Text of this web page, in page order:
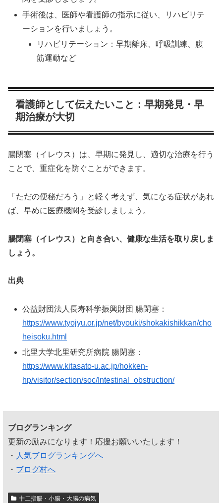
手術後は、医師や看護師の指示に従い、リハビリテ
ーションを行いましょう。
リハビリテーション：早期離床、呼吸訓練、腹
筋運動など
看護師として伝えたいこと：早期発見・早
期治療が大切
腸閉塞（イレウス）は、早期に発見し、適切な治療を行う
ことで、重症化を防ぐことができます。
「ただの便秘だろう」と軽く考えず、気になる症状があれ
ば、早めに医療機関を受診しましょう。
腸閉塞（イレウス）と向き合い、健康な生活を取り戻しま
しょう。
出典
公益財団法人長寿科学振興財団 腸閉塞：
https://www.tyojyu.or.jp/net/byouki/shokakishikkan/cho
heisoku.html
北里大学北里研究所病院 腸閉塞：
https://www.kitasato-u.ac.jp/hokken-
hp/visitor/section/soc/Intestinal_obstruction/
ブログランキング
更新の励みになります！応援お願いいたします！
・ 人気ブログランキングへ
・ ブログ村へ
十二指腸・小腸・大腸の病気